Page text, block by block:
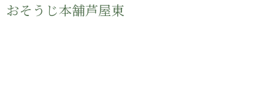
おそうじ本舗芦屋東